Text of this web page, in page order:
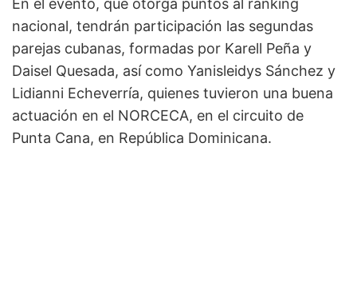
En el evento, que otorga puntos al ranking
nacional, tendrán participación las segundas
parejas cubanas, formadas por Karell Peña y
Daisel Quesada, así como Yanisleidys Sánchez y
Lidianni Echeverría, quienes tuvieron una buena
actuación en el NORCECA, en el circuito de
Punta Cana, en República Dominicana.